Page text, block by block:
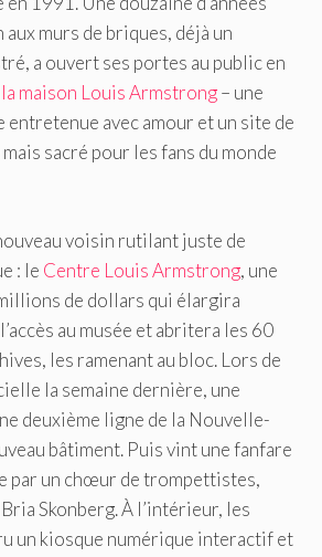
murs de briques, déjà un
a ouvert ses portes au public en
maison Louis Armstrong– une
avec amour et un site de
sacré pour les fans du monde
voisin rutilant juste de
: le Centre Louis Armstrong, une
de dollars qui élargira
au musée et abritera les 60
les ramenant au bloc. Lors de
la semaine dernière, une
deuxième ligne de la Nouvelle-
bâtiment. Puis vint une fanfare
par un chœur de trompettistes,
Skonberg. À l’intérieur, les
un kiosque numérique interactif et